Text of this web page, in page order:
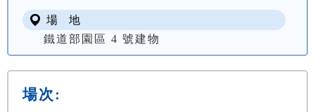
場 地
鐵道部園區 4 號建物
場次: